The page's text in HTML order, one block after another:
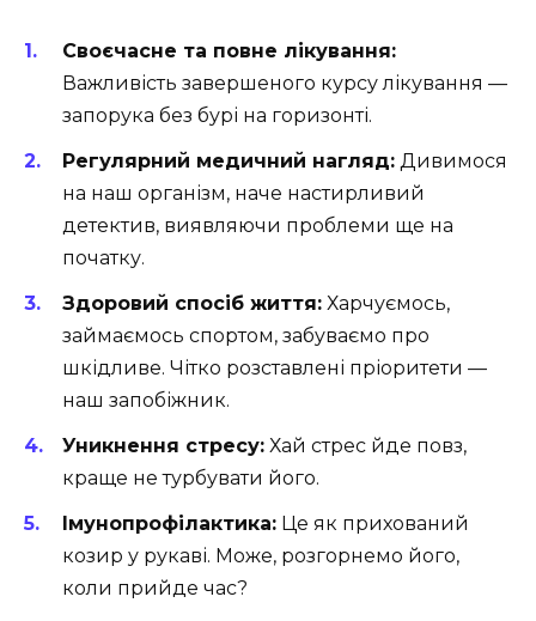
Своєчасне та повне лікування:
Важливість завершеного курсу лікування —
запорука без бурі на горизонті.
Регулярний медичний нагляд: Дивимося
на наш організм, наче настирливий
детектив, виявляючи проблеми ще на
початку.
Здоровий спосіб життя: Харчуємось,
займаємось спортом, забуваємо про
шкідливе. Чітко розставлені пріоритети —
наш запобіжник.
Уникнення стресу: Хай стрес йде повз,
краще не турбувати його.
Імунопрофілактика: Це як прихований
козир у рукаві. Може, розгорнемо його,
коли прийде час?